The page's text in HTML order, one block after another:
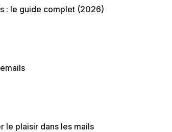
: le guide complet (2026)
le plaisir dans les mails